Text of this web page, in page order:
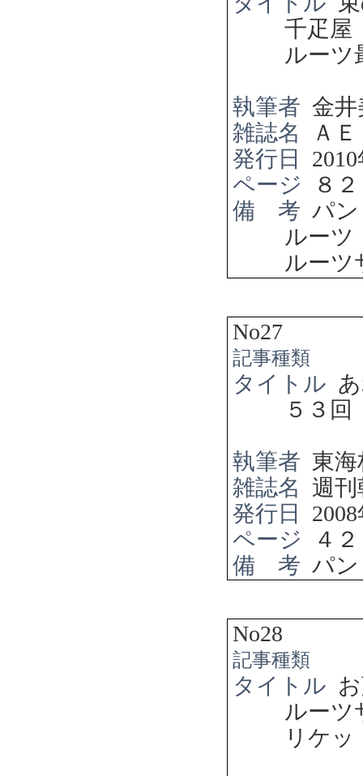
千疋
ルーツ
執筆者 金井
雑誌名
Ａ
発行日
2010
ページ
８２
備 考 パン
ルーツ
ルーツ
No27
記事種類
タイトル
５３
執筆者 東
雑誌名
週刊
発行日
2008
ページ
４
備 考 パ
No28
記事種類
タイトル
ルー
リケ